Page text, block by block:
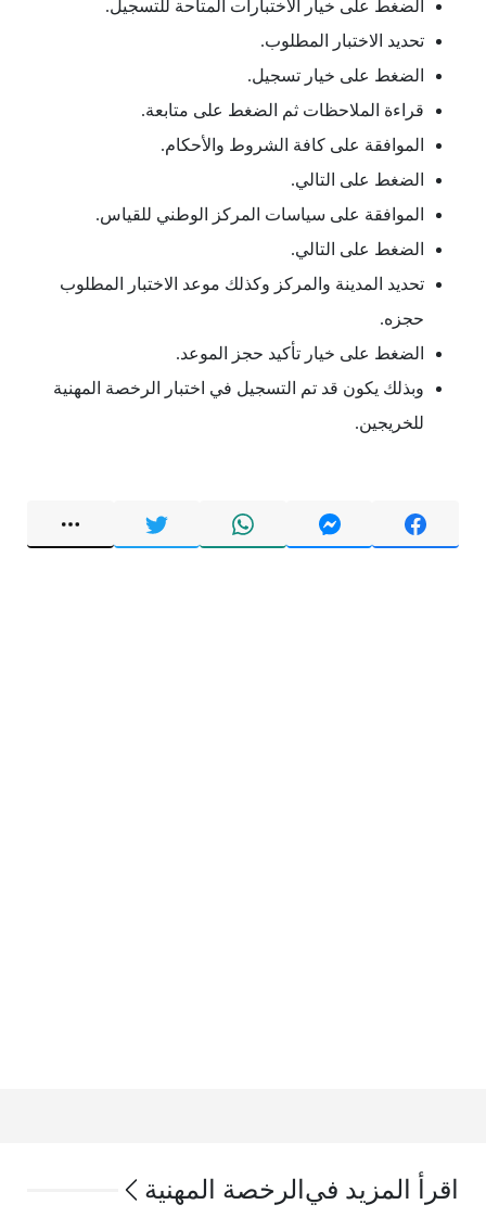
الضغط على خيار الاختبارات المتاحة للتسجيل.
تحديد الاختبار المطلوب.
الضغط على خيار تسجيل.
قراءة الملاحظات ثم الضغط على متابعة.
الموافقة على كافة الشروط والأحكام.
الضغط على التالي.
الموافقة على سياسات المركز الوطني للقياس.
الضغط على التالي.
تحديد المدينة والمركز وكذلك موعد الاختبار المطلوب
حجزه.
الضغط على خيار تأكيد حجز الموعد.
وبذلك يكون قد تم التسجيل في اختبار الرخصة المهنية
للخريجين.
اقرأ المزيد في الرخصة المهنية